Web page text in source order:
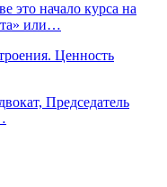
это начало курса на
или…
Ценность
Председатель